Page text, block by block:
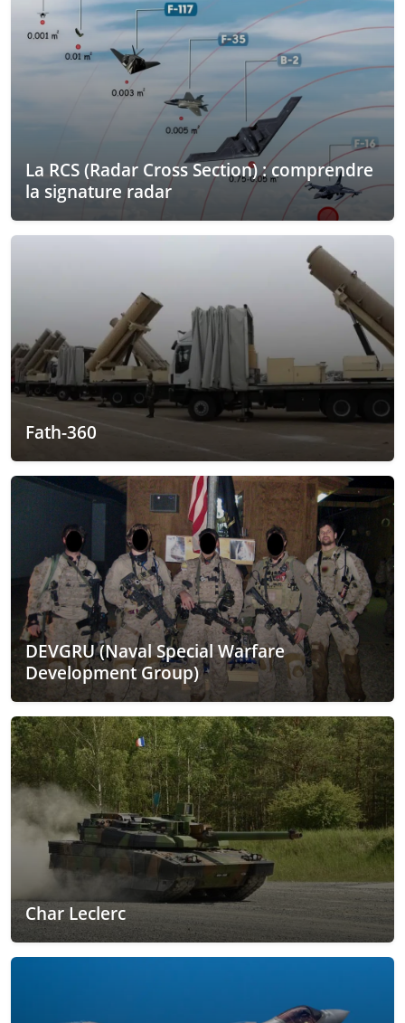
La RCS (Radar Cross Section) : comprendre
la signature radar
Fath-360
DEVGRU (Naval Special Warfare
Development Group)
Char Leclerc